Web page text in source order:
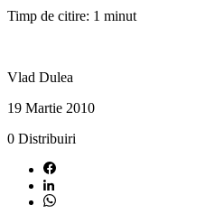
Timp de citire: 1 minut
Vlad Dulea
19 Martie 2010
0 Distribuiri